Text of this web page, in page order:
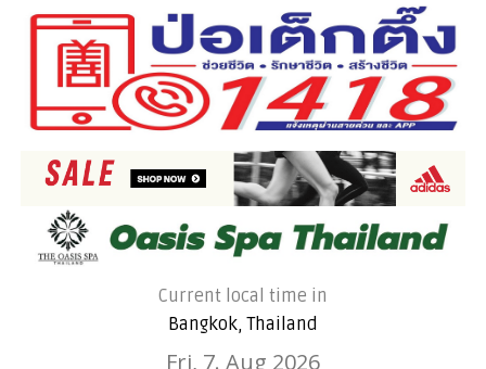
Current local time in
Bangkok, Thailand